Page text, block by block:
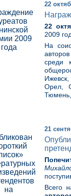
22
22
2009
На
среди
Орел,
21
Всего